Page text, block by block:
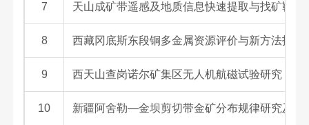
7 天山成矿带遥感及地质信息快速提取与找矿靶区
8 西藏冈底斯东段铜多金属资源评价与新方法技术
9 西天山查岗诺尔矿集区无人机航磁试验研究
10 新疆阿舍勒—金坝剪切带金矿分布规律研究及深